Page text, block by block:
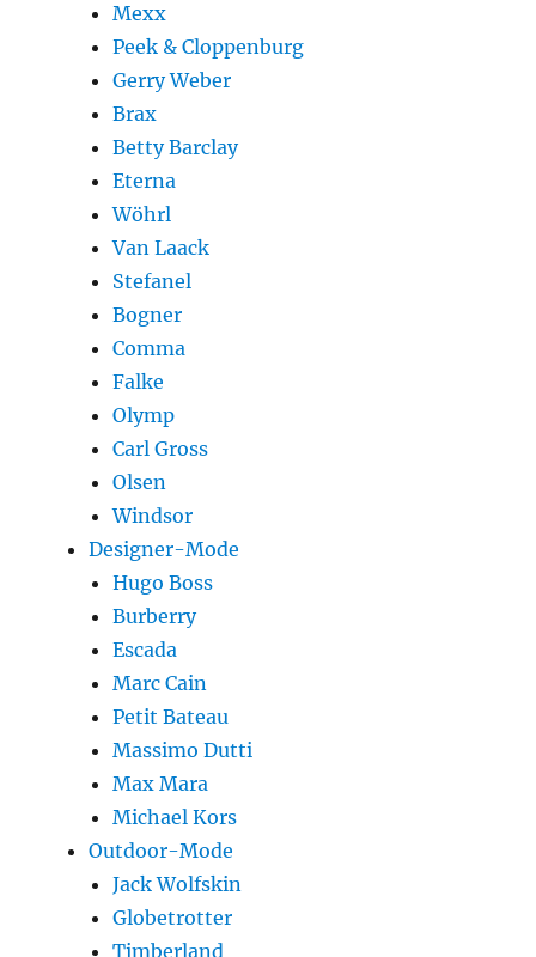
Mexx
Peek & Cloppenburg
Gerry Weber
Brax
Betty Barclay
Eterna
Wöhrl
Van Laack
Stefanel
Bogner
Comma
Falke
Olymp
Carl Gross
Olsen
Windsor
Designer-Mode
Hugo Boss
Burberry
Escada
Marc Cain
Petit Bateau
Massimo Dutti
Max Mara
Michael Kors
Outdoor-Mode
Jack Wolfskin
Globetrotter
Timberland